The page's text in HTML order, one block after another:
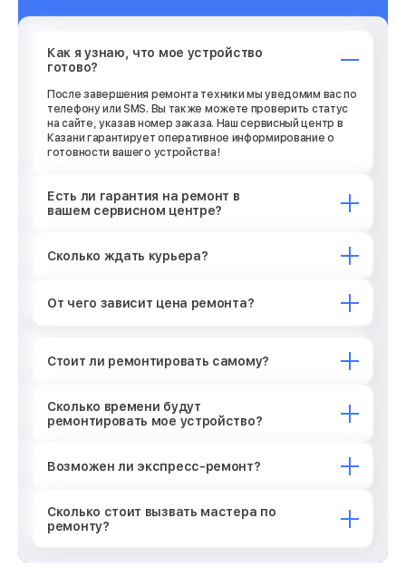
Как я узнаю, что мое устройство
готово?
После завершения ремонта техники мы уведомим вас по
телефону или SMS. Вы также можете проверить статус
на сайте, указав номер заказа. Наш сервисный центр в
Казани гарантирует оперативное информирование о
готовности вашего устройства!
Есть ли гарантия на ремонт в
вашем сервисном центре?
Сколько ждать курьера?
От чего зависит цена ремонта?
Стоит ли ремонтировать самому?
Сколько времени будут
ремонтировать мое устройство?
Возможен ли экспресс-ремонт?
Сколько стоит вызвать мастера по
ремонту?